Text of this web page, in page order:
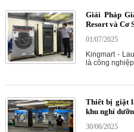
Giải Pháp
Resort và Cơ
01/07/2025
Kingmart -
là công
Thiết bị giặt
khu nghỉ
30/06/2025